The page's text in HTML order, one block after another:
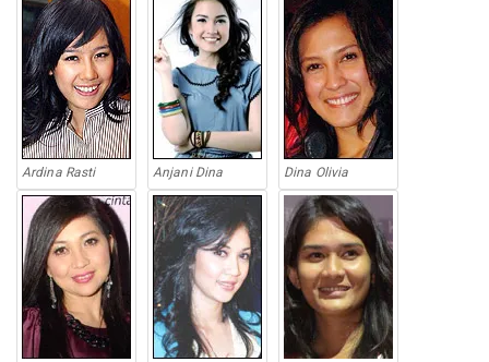
Ardina Rasti Anjani Dina Dina Olivia